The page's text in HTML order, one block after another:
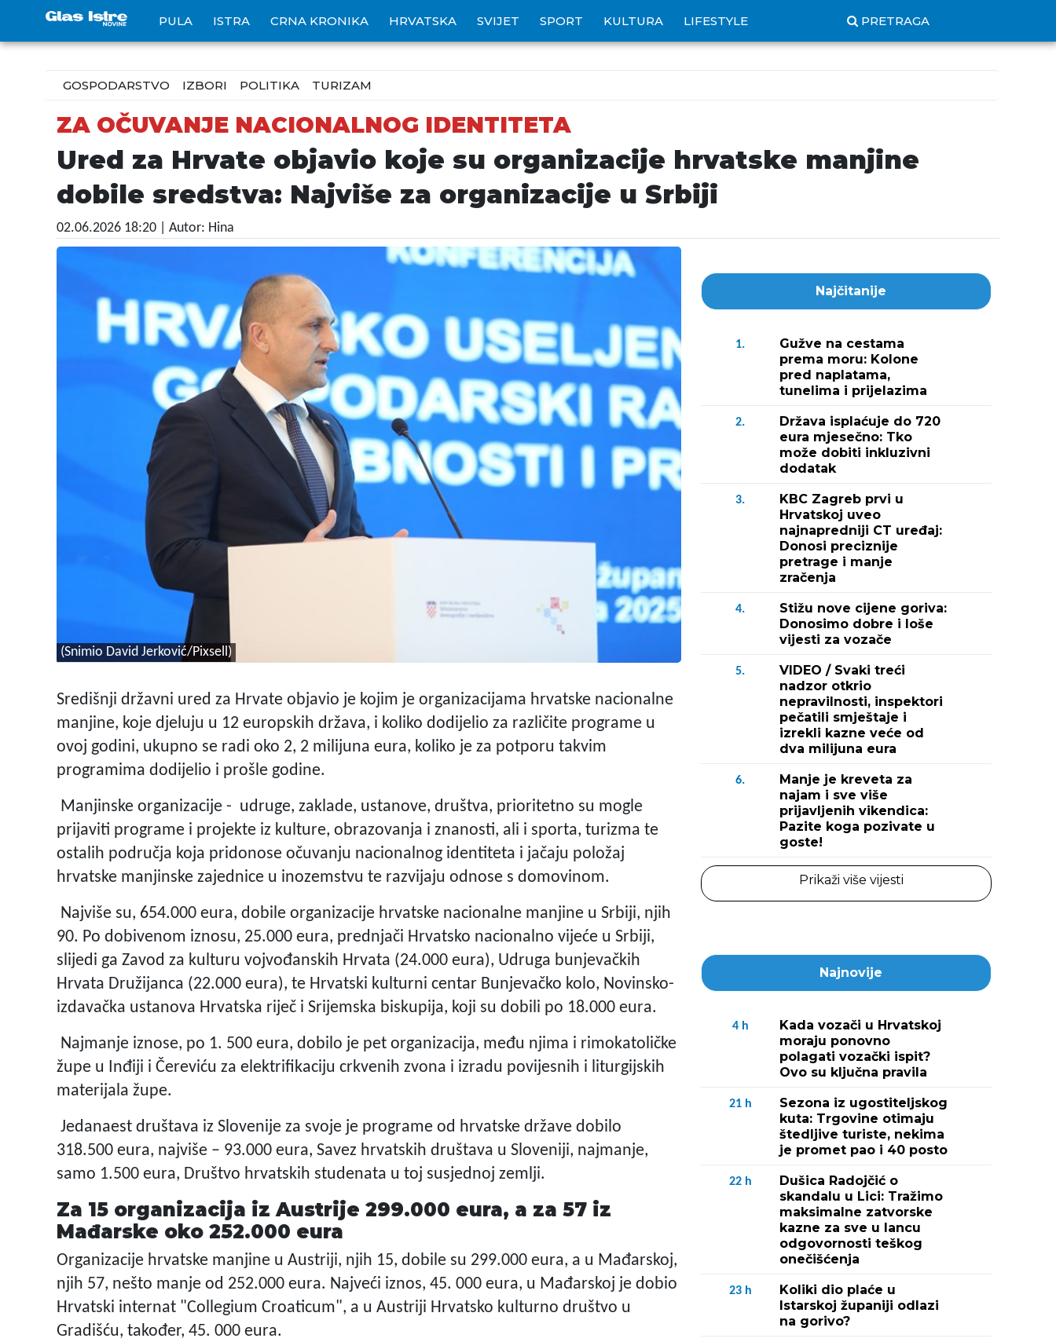
PULA ISTRA CRNA KRONIKA HRVATSKA SVIJET SPORT KULTURA LIFESTYLE PRETRAGA
GOSPODARSTVO IZBORI POLITIKA TURIZAM
ZA OČUVANJE NACIONALNOG IDENTITETA
Ured za Hrvate objavio koje su organizacije hrvatske manjine
dobile sredstva: Najviše za organizacije u Srbiji
02.06.2026 18:20 | Autor: Hina
(Snimio David Jerković/Pixsell)
Središnji državni ured za Hrvate objavio je kojim je organizacijama hrvatske nacionalne
manjine, koje djeluju u 12 europskih država, i koliko dodijelio za različite programe u
ovoj godini, ukupno se radi oko 2, 2 milijuna eura, koliko je za potporu takvim
programima dodijelio i prošle godine.
Manjinske organizacije - udruge, zaklade, ustanove, društva, prioritetno su mogle
prijaviti programe i projekte iz kulture, obrazovanja i znanosti, ali i sporta, turizma te
ostalih područja koja pridonose očuvanju nacionalnog identiteta i jačaju položaj
hrvatske manjinske zajednice u inozemstvu te razvijaju odnose s domovinom.
Najviše su, 654.000 eura, dobile organizacije hrvatske nacionalne manjine u Srbiji, njih
90. Po dobivenom iznosu, 25.000 eura, prednjači Hrvatsko nacionalno vijeće u Srbiji,
slijedi ga Zavod za kulturu vojvođanskih Hrvata (24.000 eura), Udruga bunjevačkih
Hrvata Družijanca (22.000 eura), te Hrvatski kulturni centar Bunjevačko kolo, Novinsko-
izdavačka ustanova Hrvatska riječ i Srijemska biskupija, koji su dobili po 18.000 eura.
Najmanje iznose, po 1. 500 eura, dobilo je pet organizacija, među njima i rimokatoličke
župe u Inđiji i Čereviću za elektrifikaciju crkvenih zvona i izradu povijesnih i liturgijskih
materijala župe.
Jedanaest društava iz Slovenije za svoje je programe od hrvatske države dobilo
318.500 eura, najviše – 93.000 eura, Savez hrvatskih društava u Sloveniji, najmanje,
samo 1.500 eura, Društvo hrvatskih studenata u toj susjednoj zemlji.
Za 15 organizacija iz Austrije 299.000 eura, a za 57 iz
Mađarske oko 252.000 eura
Organizacije hrvatske manjine u Austriji, njih 15, dobile su 299.000 eura, a u Mađarskoj,
njih 57, nešto manje od 252.000 eura. Najveći iznos, 45. 000 eura, u Mađarskoj je dobio
Hrvatski internat "Collegium Croaticum", a u Austriji Hrvatsko kulturno društvo u
Gradišću, također, 45. 000 eura.
Najčitanije
1.
Gužve na cestama
prema moru: Kolone
pred naplatama,
tunelima i prijelazima
2.
Država isplaćuje do 720
eura mjesečno: Tko
može dobiti inkluzivni
dodatak
3.
KBC Zagreb prvi u
Hrvatskoj uveo
najnapredniji CT uređaj:
Donosi preciznije
pretrage i manje
zračenja
4.
Stižu nove cijene goriva:
Donosimo dobre i loše
vijesti za vozače
5.
VIDEO / Svaki treći
nadzor otkrio
nepravilnosti, inspektori
pečatili smještaje i
izrekli kazne veće od
dva milijuna eura
6.
Manje je kreveta za
najam i sve više
prijavljenih vikendica:
Pazite koga pozivate u
goste!
Prikaži više vijesti
Najnovije
4 h
Kada vozači u Hrvatskoj
moraju ponovno
polagati vozački ispit?
Ovo su ključna pravila
21 h
Sezona iz ugostiteljskog
kuta: Trgovine otimaju
štedljive turiste, nekima
je promet pao i 40 posto
22 h
Dušica Radojčić o
skandalu u Lici: Tražimo
maksimalne zatvorske
kazne za sve u lancu
odgovornosti teškog
onečišćenja
23 h
Koliki dio plaće u
Istarskoj županiji odlazi
na gorivo?